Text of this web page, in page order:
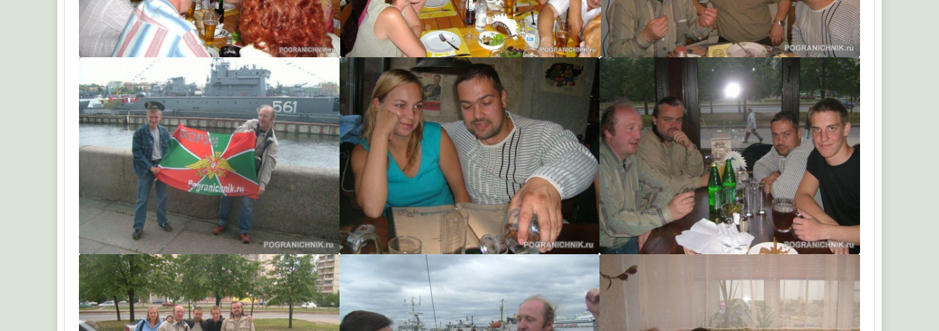
Сочи Сочи комтех
комтех комтех комтех